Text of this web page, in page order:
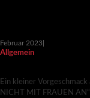
Februar 2023
Allgemein
Ein kleiner
NICHT MIT FRAUEN AN“